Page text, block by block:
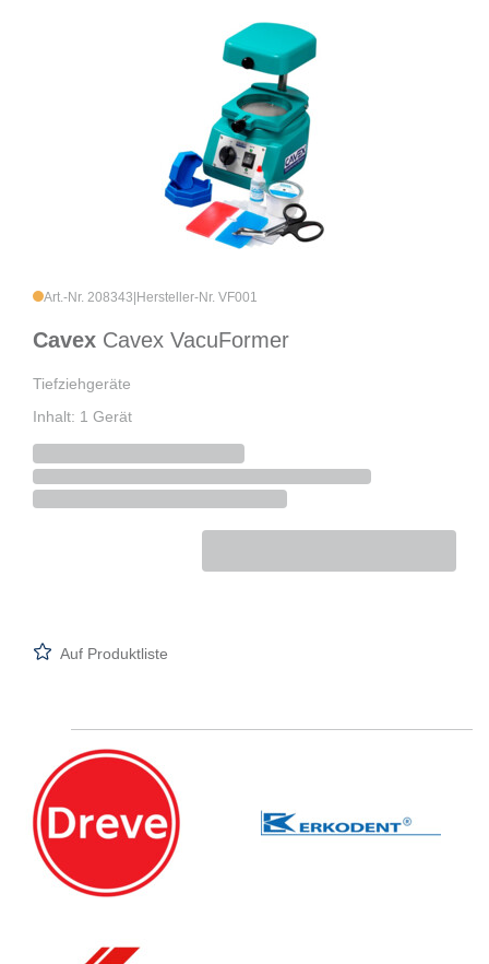
Art.-Nr. 208343 Hersteller-Nr. VF001
Cavex Cavex VacuFormer
Tiefziehgeräte
Inhalt: 1 Gerät
Auf Produktliste